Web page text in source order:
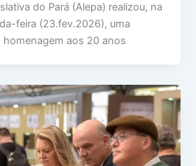
do Pará (Alepa) realizou, na
feira (23.fev.2026), uma
homenagem aos 20 anos